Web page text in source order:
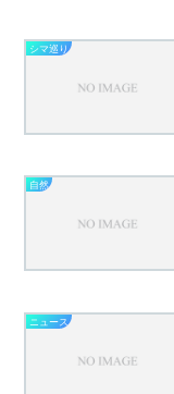
シマ巡り
自然
ニュース